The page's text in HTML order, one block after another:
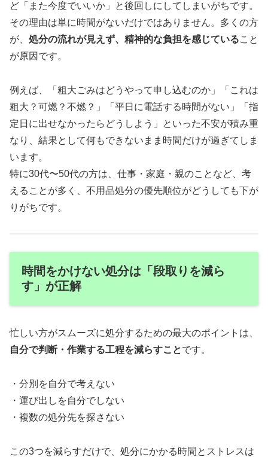
ど「また今度でいいか」と後回しにしてしまいがちです。
その理由は単に時間がないだけではありません。多くの方
が、 処分の流れが見えず、精神的な負担を感じていること
が原因です。
例えば、「粗大ごみはどうやって申し込むのか」「これは
粗大？可燃？不燃？」「平日に電話する時間がない」「指
定日に出せなかったらどうしよう」といった不安が積み重
なり、結果として何もできないまま時間だけが過ぎてしま
います。
特に30代〜50代の方は、仕事・家庭・親のことなど、考
えることが多く、不用品処分の優先順位がどうしても下が
りがちです。
時間をかけない処分は「段取りを減ら
す」が正解
忙しい方がスムーズに処分するための最大のポイントは、
自分で判断・作業する工程を減らすことです。
・分別を自分で考えない
・運び出しを自分でしない
・複数の処分先を探さない
この3つを減らすだけで、処分にかかる時間とストレスは